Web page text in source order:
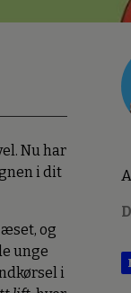
Nu har
i dit
og
unge
i